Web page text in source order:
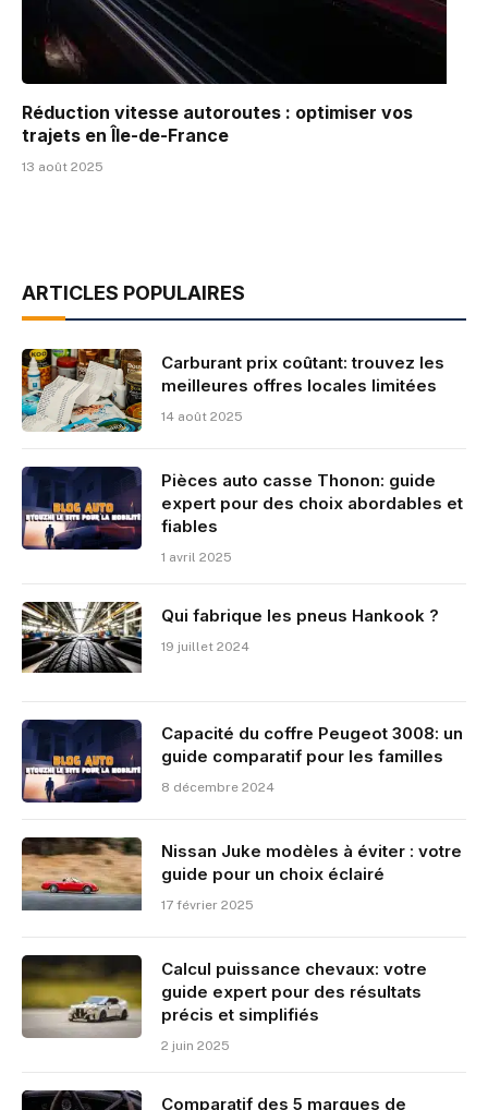
Réduction vitesse autoroutes : optimiser vos
trajets en Île-de-France
13 août 2025
ARTICLES POPULAIRES
Carburant prix coûtant: trouvez les
meilleures offres locales limitées
14 août 2025
Pièces auto casse Thonon: guide
expert pour des choix abordables et
fiables
1 avril 2025
Qui fabrique les pneus Hankook ?
19 juillet 2024
Capacité du coffre Peugeot 3008: un
guide comparatif pour les familles
8 décembre 2024
Nissan Juke modèles à éviter : votre
guide pour un choix éclairé
17 février 2025
Calcul puissance chevaux: votre
guide expert pour des résultats
précis et simplifiés
2 juin 2025
Comparatif des 5 marques de